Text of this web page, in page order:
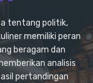
tentang politik,
memiliki peran
beragam dan
analisis
pertandingan